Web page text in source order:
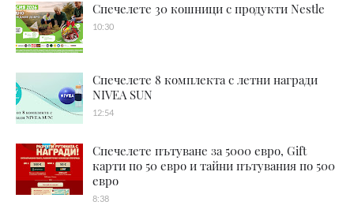
Спечелете 30 кошници с продукти Nestle
10:30
Спечелете 8 комплекта с летни награди
NIVEA SUN
12:54
Спечелете пътуване за 5000 евро, Gift
карти по 50 евро и тайни пътувания по 500
евро
8:38